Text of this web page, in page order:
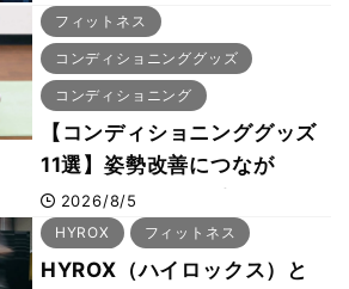
幕張メッセで8月6日から開
幕 約1万2,000人が集結
フィットネス
コンディショニンググッズ
コンディショニング
【コンディショニンググッズ
11選】姿勢改善につなが
る“A-wear（エーウェ
ア）”など、ボディビル元世界
王者・鈴木雅選手が解説
2026/8/5
HYROX フィットネス
HYROX（ハイロックス）と